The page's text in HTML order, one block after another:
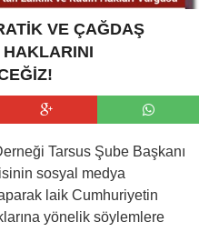
VE ÇAĞDAŞ
HAKLARINI
Tarsus Şube Başkanı
sosyal medya
laik Cumhuriyetin
yönelik söylemlere